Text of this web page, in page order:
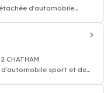
d'automobile
CHATHAM
d'automobile sport et de